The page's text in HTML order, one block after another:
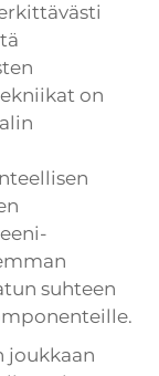
on
suhteen
joukkaan